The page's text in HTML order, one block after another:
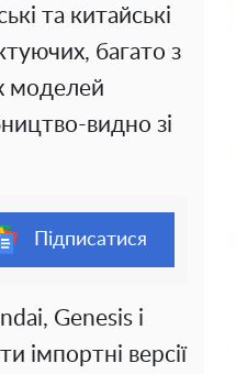
та китайські
багато з
моделей
видно зі
Підписатися
Genesis і
імпортні версії